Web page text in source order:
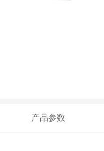
产品参数